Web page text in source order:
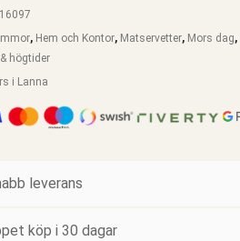
, Hem och Kontor, Matservetter, Mors dag,
högtider
i Lanna
leverans
köp i 30 dagar